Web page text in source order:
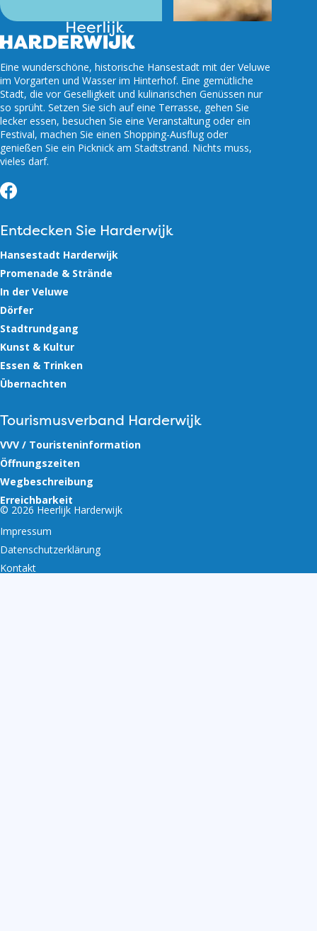
Eine wunderschöne, historische Hansestadt mit der Veluwe
im Vorgarten und Wasser im Hinterhof. Eine gemütliche
Stadt, die vor Geselligkeit und kulinarischen Genüssen nur
so sprüht. Setzen Sie sich auf eine Terrasse, gehen Sie
lecker essen, besuchen Sie eine Veranstaltung oder ein
Festival, machen Sie einen Shopping-Ausflug oder
genießen Sie ein Picknick am Stadtstrand. Nichts muss,
vieles darf.
Facebook
Entdecken Sie Harderwijk
Hansestadt Harderwijk
Promenade & Strände
In der Veluwe
Dörfer
Stadtrundgang
Kunst & Kultur
Essen & Trinken
Übernachten
Tourismusverband Harderwijk
VVV / Touristeninformation
Öffnungszeiten
Wegbeschreibung
Erreichbarkeit
© 2026 Heerlijk Harderwijk
Impressum
Datenschutzerklärung
Kontakt